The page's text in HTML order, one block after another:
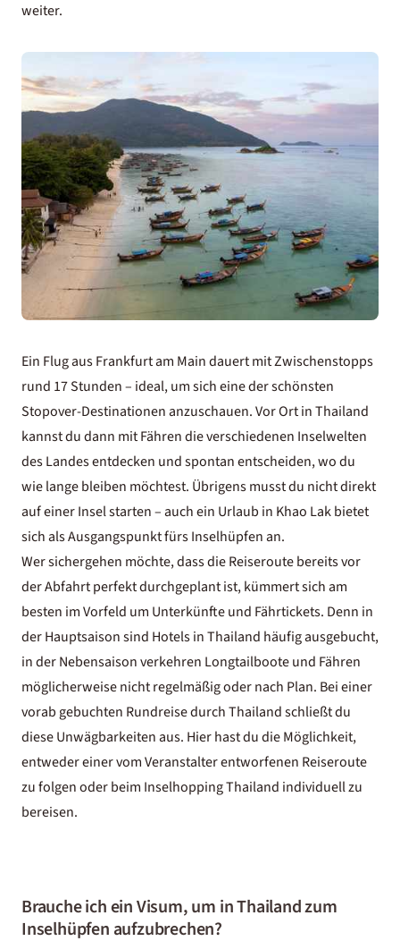
weiter.
Ein Flug aus Frankfurt am Main dauert mit Zwischenstopps
rund 17 Stunden – ideal, um sich eine derschönsten
Stopover-Destinationenanzuschauen. Vor Ort in Thailand
kannst du dann mit Fähren die verschiedenen Inselwelten
des Landes entdecken und spontan entscheiden, wo du
wie lange bleiben möchtest. Übrigens musst du nicht direkt
auf einer Insel starten – auch ein Urlaub in Khao Lakbietet
sich als Ausgangspunkt fürs Inselhüpfen an.
Wer sichergehen möchte, dass die Reiseroute bereits vor
der Abfahrt perfekt durchgeplant ist, kümmert sich am
besten im Vorfeld um Unterkünfte und Fährtickets. Denn in
der Hauptsaison sind Hotels in Thailand häufig ausgebucht,
in der Nebensaison verkehren Longtailboote und Fähren
möglicherweise nicht regelmäßig oder nach Plan. Bei einer
vorab gebuchten Rundreise durch Thailandschließt du
diese Unwägbarkeiten aus. Hier hast du die Möglichkeit,
entweder einer vom Veranstalter entworfenen Reiseroute
zu folgen oder beim Inselhopping Thailand individuell zu
bereisen.
Brauche ich ein Visum, um in Thailand zum
Inselhüpfen aufzubrechen?